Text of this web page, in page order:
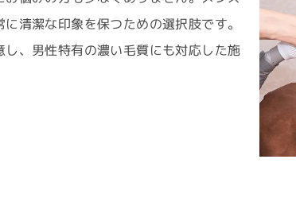
清潔な印象を保つための選択肢です。
、男性特有の濃い毛質にも対応した施